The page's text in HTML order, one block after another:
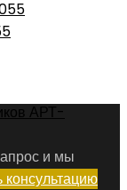
и мы
консультацию